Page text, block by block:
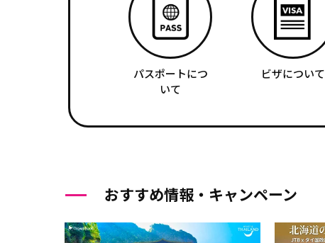
パスポートにつ
いて
ビザについて
おすすめ情報・キャンペーン